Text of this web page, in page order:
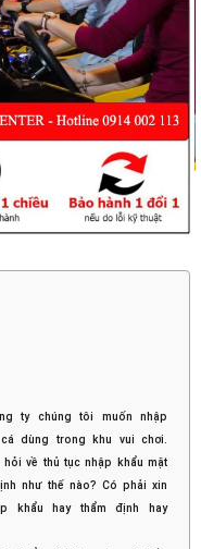
ty chúng tôi muốn nhập
dùng trong khu vui chơi.
hỏi về thủ tục nhập khẩu mặt
như thế nào? Có phải xin
khẩu hay thẩm định hay